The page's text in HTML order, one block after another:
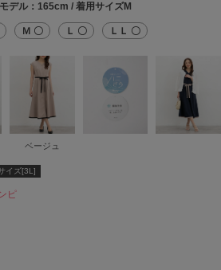
デル：165cm / 着用サイズM
Ｍ 〇 Ｌ 〇 ＬＬ 〇
ベージュ
イズ[3L]
ピ